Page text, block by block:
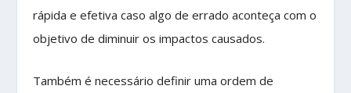
rápida e efetiva caso algo de errado aconteça com o
objetivo de diminuir os impactos causados.
Também é necessário definir uma ordem de